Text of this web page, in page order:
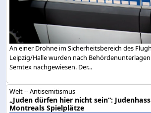
An einer Drohne im Sicherheitsbereich des
Leipzig/Halle wurden nach Behördenunterlagen
Semtex nachgewiesen. Der...
Welt -- Antisemitismus
„Juden dürfen hier nicht sein“:
Montreals Spielplätze